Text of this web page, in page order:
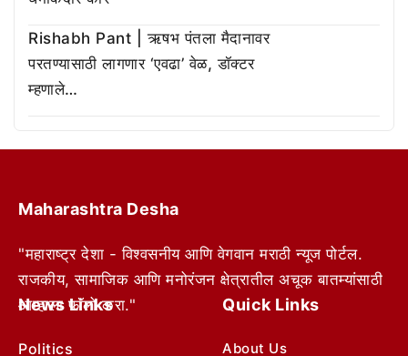
Rishabh Pant | ऋषभ पंतला मैदानावर
परतण्यासाठी लागणार ‘एवढा’ वेळ, डॉक्टर
म्हणाले…
Maharashtra Desha
"महाराष्ट्र देशा - विश्वसनीय आणि वेगवान मराठी न्यूज पोर्टल.
राजकीय, सामाजिक आणि मनोरंजन क्षेत्रातील अचूक बातम्यांसाठी
आम्हाला फॉलो करा."
News Links
Politics
Quick Links
About Us